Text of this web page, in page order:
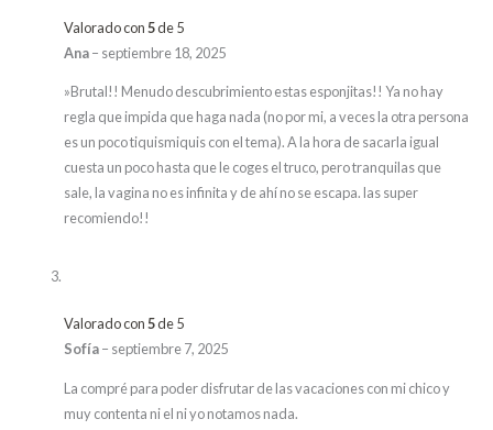
Valorado con5de 5
Ana– septiembre 18, 2025
»Brutal!! Menudo descubrimiento estas esponjitas!! Ya no hay
regla que impida que haga nada (no por mi, a veces la otra persona
es un poco tiquismiquis con el tema). A la hora de sacarla igual
cuesta un poco hasta que le coges el truco, pero tranquilas que
sale, la vagina no es infinita y de ahí no se escapa. las super
recomiendo!!
Valorado con5de 5
Sofía– septiembre 7, 2025
La compré para poder disfrutar de las vacaciones con mi chico y
muy contenta ni el ni yo notamos nada.